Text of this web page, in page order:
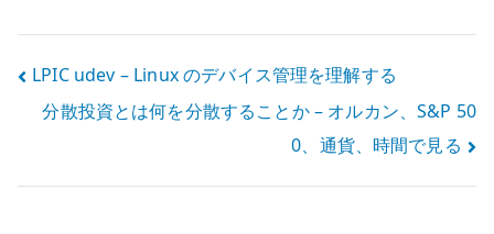
投
稿
LPIC udev – Linux のデバイス管理を理解する
分散投資とは何を分散することか – オルカン、S&P 50
0、通貨、時間で見る